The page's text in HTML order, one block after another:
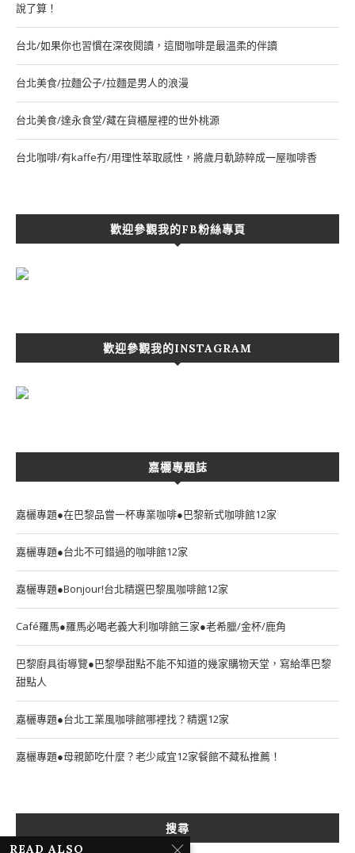
說了算！
台北/如果你也習慣在深夜閱讀，這間咖啡是最溫柔的伴讀
台北美食/拉麵公子/拉麵是男人的浪漫
台北美食/達永食堂/藏在貨櫃屋裡的世外桃源
台北咖啡/有kaffe冇/用理性萃取感性，將歲月軌跡粹成一屋咖啡香
歡迎參觀我的FB粉絲專頁
歡迎參觀我的INSTAGRAM
嘉欐專題誌
嘉欐專題●在巴黎品嘗一杯專業咖啡●巴黎新式咖啡館12家
嘉欐專題●台北不可錯過的咖啡館12家
嘉欐專題●Bonjour!台北精選巴黎風咖啡館12家
Café羅馬●羅馬必喝老義大利咖啡館三家●老希臘/金杯/鹿角
巴黎廚具街導覽●巴黎學甜點不能不知道的幾家購物天堂，寫給準巴黎
甜點人
嘉欐專題●台北工業風咖啡館哪裡找？精選12家
嘉欐專題●母親節吃什麼？老少咸宜12家餐館不藏私推薦！
搜尋
READ ALSO